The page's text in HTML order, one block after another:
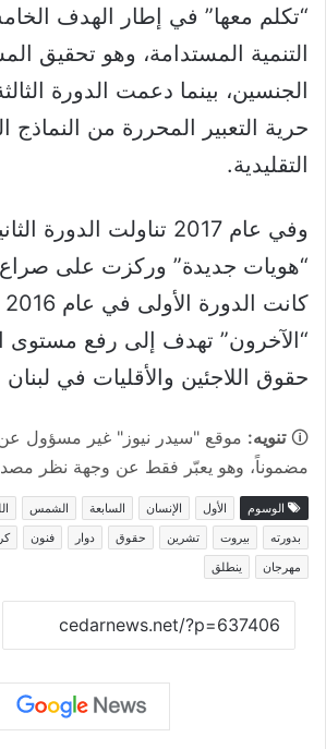
“تكلم معها” في إطار الهدف
التنمية المستدامة، وهو تحقيق
حرية التعبير المحررة من النماذج
التقليدية.
وفي عام 2017 تناولت
“هويات جديدة” وركزت على صراع
“الآخرون” تهدف إلى رفع مستوى
حقوق اللاجئين والأقليات في لبنان
🛈تنويه: موقع "سيدر نيوز" غير مسؤول عن
مضموناً، وهو يعبّر فقط عن وجهة نظر
الوسوم الأول الإنسان السابعة الشمس
بدورته
بيروت تشرين حقوق دوار فنون
مهرجان
ينطلق